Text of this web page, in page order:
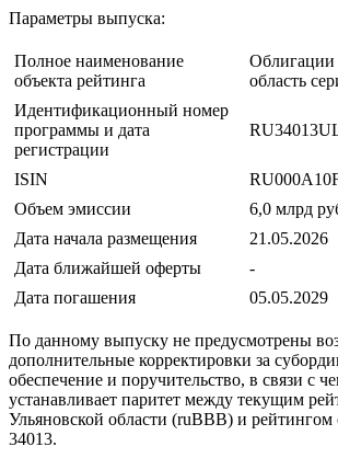
Параметры выпуска:
Полное наименование
объекта рейтинга
Облигации
область
Идентификационный номер
программы и дата
регистрации
ISIN
Объем эмиссии
6,0 млрд
Дата начала размещения
21.05.2026
Дата ближайшей оферты
-
Дата погашения
05.05.2029
По данному выпуску не предусмотрены
дополнительные корректировки за
обеспечение и поручительство, в связи с
устанавливает паритет между текущим
Ульяновской области (ruBBB) и рейтингом
34013.